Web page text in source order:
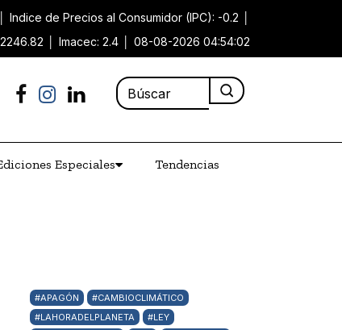
Indice de Precios al Consumidor (IPC): -0.2
Imacec: 2.4 08-08-2026 04:54:02
Especiales Tendencias
#APAGÓN
#CAMBIOCLIMÁTICO
#LAHORADELPLANETA
#LEY